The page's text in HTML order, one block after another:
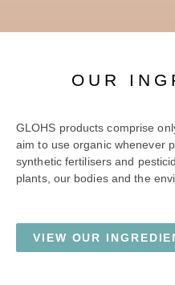
OUR
GLOHS products comprise
aim to use organic whenever
synthetic fertilisers and
plants, our bodies and the
VIEW OUR